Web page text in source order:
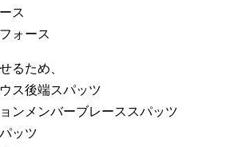
ス
ォース
るため、
ス後端スパッツ
ンメンバーブレーススパッツ
ッツ